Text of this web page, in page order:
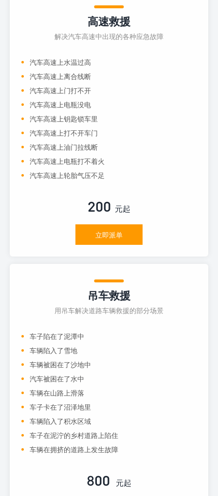
高速救援
解决汽车高速中出现的各种应急故障
汽车高速上水温过高
汽车高速上离合线断
汽车高速上门打不开
汽车高速上电瓶没电
汽车高速上钥匙锁车里
汽车高速上打不开车门
汽车高速上油门拉线断
汽车高速上电瓶打不着火
汽车高速上轮胎气压不足
200 元起
立即派单
吊车救援
用吊车解决道路车辆救援的部分场景
车子陷在了泥潭中
车辆陷入了雪地
车辆被困在了沙地中
汽车被困在了水中
车辆在山路上滑落
车子卡在了沼泽地里
车辆陷入了积水区域
车子在泥泞的乡村道路上陷住
车辆在拥挤的道路上发生故障
800 元起